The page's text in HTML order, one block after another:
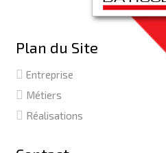
Plan du Site
Entreprise
Métiers
Réalisations